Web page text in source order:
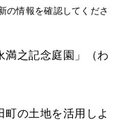
の情報を確認してくださ
満之記念庭園」（わ
の土地を活用しよ